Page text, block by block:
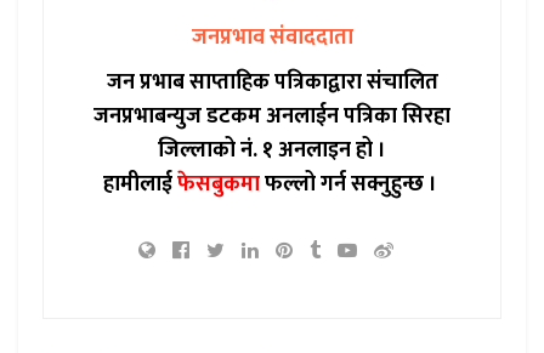
जनप्रभाव संवाददाता
जन प्रभाब साप्ताहिक पत्रिकाद्वारा संचालित
जनप्रभाबन्युज डटकम अनलाईन पत्रिका सिरहा
जिल्लाको नं. १ अनलाइन हो ।
हामीलाईफेसबुकमाफल्लो गर्न सक्नुहुन्छ ।